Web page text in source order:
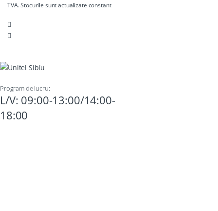
TVA. Stocurile sunt actualizate constant
Program de lucru:
L/V: 09:00-13:00/14:00-
18:00